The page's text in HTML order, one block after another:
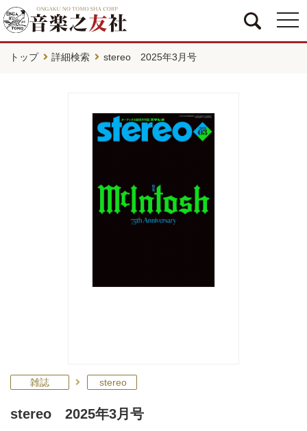
トップ 詳細検索 stereo 2025年3月号
雑誌 stereo
stereo 2025年3月号